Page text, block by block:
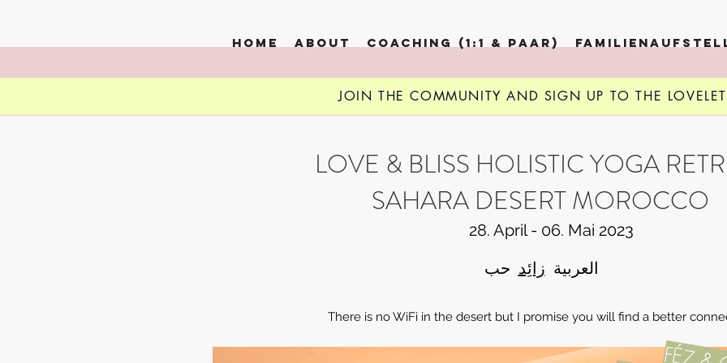
HOME ABOUT COACHING (1:1 & PAAR)
SIGN UP TO THE LOVELETTER AND JOIN THE
LOVE & BLISS HOLISTIC YOGA
SAHARA DESERT MOROCCO
28. April - 06. Mai 2023
العربية زائِد
There is no WiFi in the desert but I promise you will find a better
JOIN THE COMMUNITY AND SIGN UP TO THE